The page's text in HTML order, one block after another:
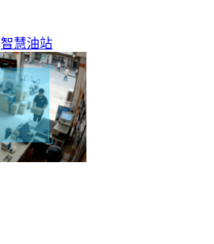
智慧油站